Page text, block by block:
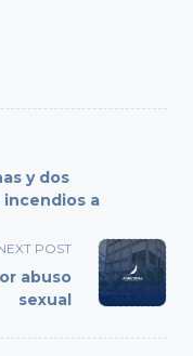
y dos
incendios a
POST
abuso
sexual